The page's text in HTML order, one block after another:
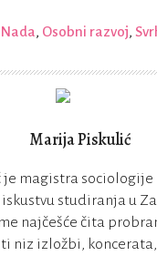
Nada, Osobni razvoj,
Marija Piskulić
magistra
studiranja u
najčešće čita
niz izložbi,